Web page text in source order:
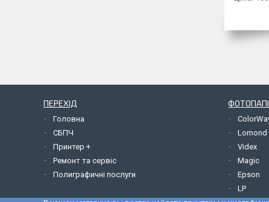
ПЕРЕХІД
Головна
СБПЧ
Принтер +
Ремонт та сервіс
Полиграфичні послуги
Lomond
Videx
Magic
Epson
LP